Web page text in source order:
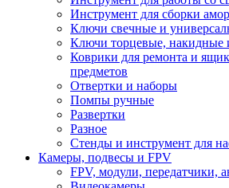
Инструмент для сборки
Ключи свечные и
Ключи торцевые, накидные
Коврики для ремонта и
предметов
Отвертки и наборы
Помпы ручные
Развертки
Разное
Стенды и инструмент для
Камеры, подвесы и FPV
FPV, модули, передатчики,